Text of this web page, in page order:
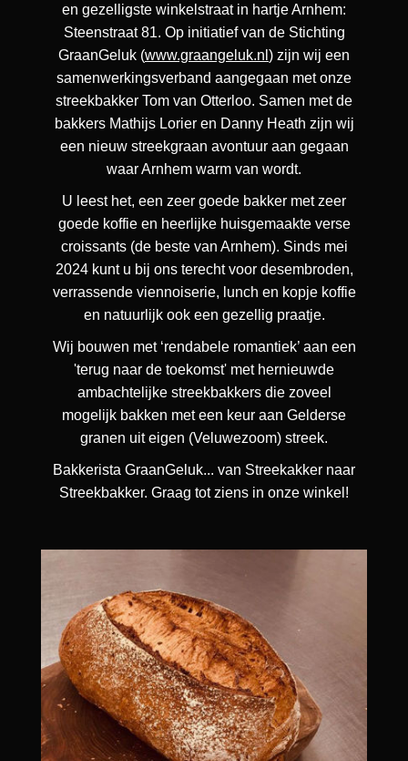
en gezelligste winkelstraat in hartje Arnhem:
Steenstraat 81. Op initiatief van de Stichting
GraanGeluk (www.graangeluk.nl ) zijn wij een
samenwerkingsverband aangegaan met onze
streekbakker Tom van Otterloo. Samen met de
bakkers Mathijs Lorier en Danny Heath zijn wij
een nieuw streekgraan avontuur aan gegaan
waar Arnhem warm van wordt.
U leest het, een zeer goede bakker met zeer
goede koffie en heerlijke huisgemaakte verse
croissants (de beste van Arnhem). Sinds mei
2024 kunt u bij ons terecht voor desembroden,
verrassende viennoiserie, lunch en kopje koffie
en natuurlijk ook een gezellig praatje.
Wij bouwen met ‘rendabele romantiek’ aan een
'terug naar de toekomst' met hernieuwde
ambachtelijke streekbakkers die zoveel
mogelijk bakken met een keur aan Gelderse
granen uit eigen (Veluwezoom) streek.
Bakkerista GraanGeluk... van Streekakker naar
Streekbakker. Graag tot ziens in onze winkel!